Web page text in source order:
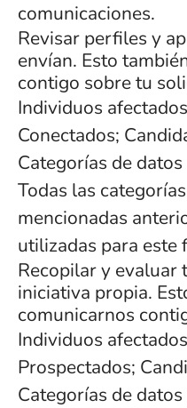
comunicaciones.
Revisar perfiles y
envían. Esto
contigo sobre tu
Individuos
Conectados;
Categorías de
Todas las
mencionadas
utilizadas para este
Recopilar y
iniciativa propia.
comunicarnos
Individuos
Prospectados;
Categorías de